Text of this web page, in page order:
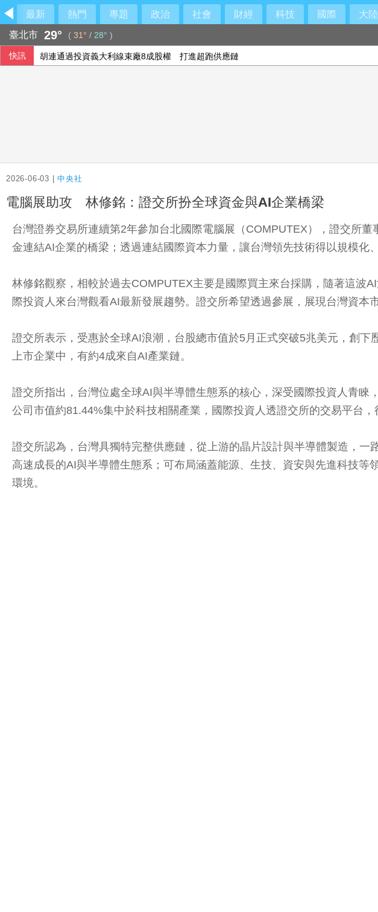
最新 熱門 專題 政治 社會 財經 科技 國際 大陸
臺北市 29° ( 31° / 28° )
快訊 胡連通過投資義大利線束廠8成股權 打進超跑供應鏈
2026-06-03 |中央社
電腦展助攻 林修銘：證交所扮全球資金與AI企業橋梁
台灣證券交易所連續第2年參加台北國際電腦展（COMPUTEX），證交所
金連結AI企業的橋梁；透過連結國際資本力量，讓台灣領先技術得以規模化、
林修銘觀察，相較於過去COMPUTEX主要是國際買主來台採購，隨著這波
際投資人來台灣觀看AI最新發展趨勢。證交所希望透過參展，展現台灣資本
證交所表示，受惠於全球AI浪潮，台股總市值於5月正式突破5兆美元，創
上市企業中，有約4成來自AI產業鏈。
證交所指出，台灣位處全球AI與半導體生態系的核心，深受國際投資人青
公司市值約81.44%集中於科技相關產業，國際投資人透證交所的交易平台
證交所認為，台灣具獨特完整供應鏈，從上游的晶片設計與半導體製造，
高速成長的AI與半導體生態系；可布局涵蓋能源、生技、資安與先進科技
環境。